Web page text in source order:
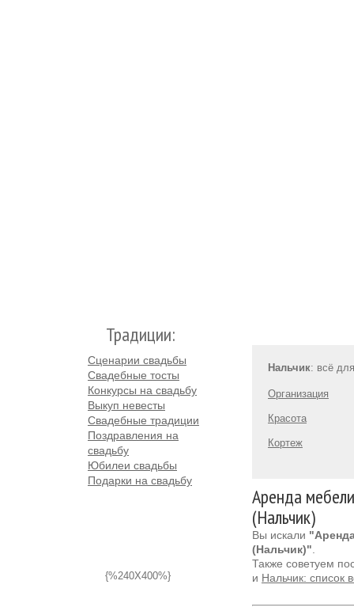
Традиции:
Сценарии свадьбы
Свадебные тосты
Конкурсы на свадьбу
Выкуп невесты
Свадебные традиции
Поздравления на
свадьбу
Юбилеи свадьбы
Подарки на свадьбу
{%240X400%}
Нальчик: всё
Организация
Красота
Кортеж
Аренда
(Нальчик)
Вы искали
(Нальчик)"
Также советуем
и Нальчик: список